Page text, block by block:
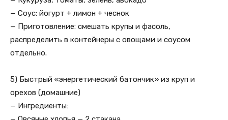
— Соус: йогурт + лимон + чеснок
— Приготовление: смешать крупы и фасоль,
распределить в контейнеры с овощами и соусом
отдельно.
5) Быстрый «энергетический батончик» из круп и
орехов (домашние)
— Ингредиенты: